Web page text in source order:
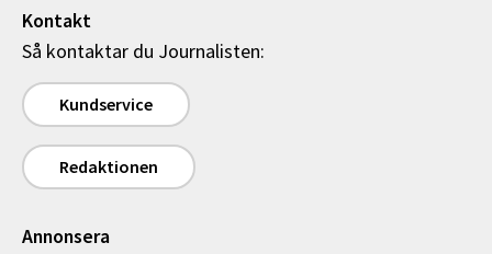
Kontakt
Så kontaktar du Journalisten:
Kundservice
Redaktionen
Annonsera